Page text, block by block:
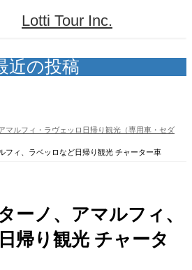
Lotti Tour Inc.
近の投稿
マルフィ・ラヴェッロ日帰り観光（専用車・セダ
フィ、ラベッロなど日帰り観光 チャーター車
ーノ、アマルフィ、
帰り観光 チャータ